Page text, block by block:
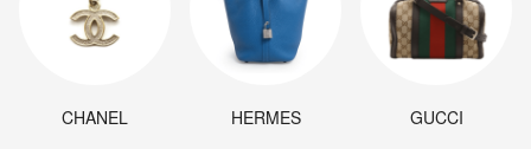
CHANEL HERMES GUCCI